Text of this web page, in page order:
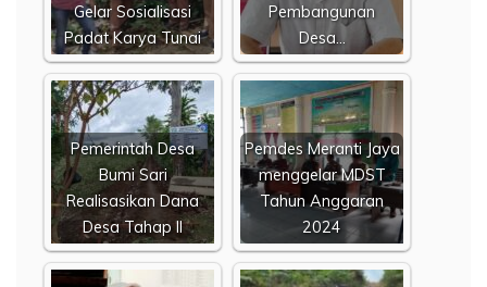
Gelar Sosialisasi
Padat Karya Tunai
Pembangunan
Desa…
Pemerintah Desa
Bumi Sari
Realisasikan Dana
Desa Tahap II
Pemdes Meranti Jaya
menggelar MDST
Tahun Anggaran
2024